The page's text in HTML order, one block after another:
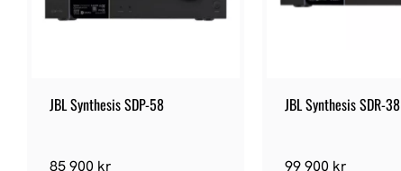
JBL Synthesis SDP-58
85 900 kr
JBL Synthesis SDR-38
99 900kr